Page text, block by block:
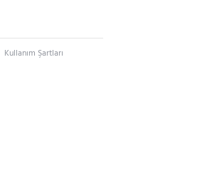
Kullanım Şartları